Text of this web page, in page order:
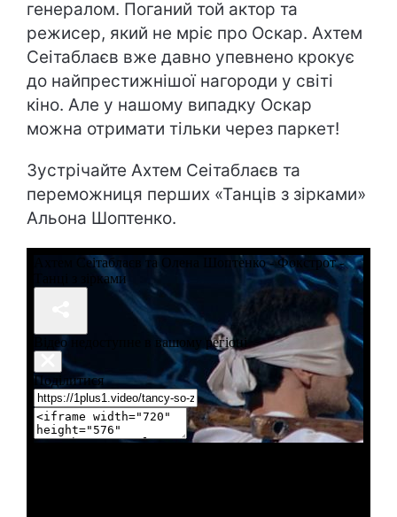
генералом. Поганий той актор та
режисер, який не мріє про Оскар. Ахтем
Сеітаблаєв вже давно упевнено крокує
до найпрестижнішої нагороди у світі
кіно. Але у нашому випадку Оскар
можна отримати тільки через паркет!
Зустрічайте Ахтем Сеітаблаєв та
переможниця перших «Танців з зірками»
Альона Шоптенко.